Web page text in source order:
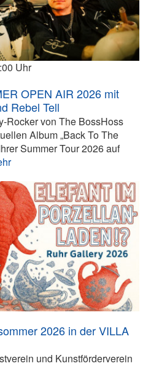
OPEN AIR 2026 mit
Rebel Tell
Rocker von The BossHoss
Album „Back To The
Summer Tour 2026 auf
2026 in der VILLA
und Kunstförderverein